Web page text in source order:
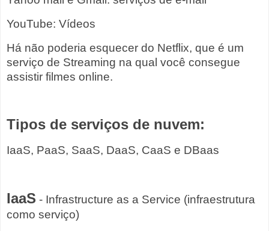
YouTube: Vídeos
Há não poderia esquecer do Netflix, que é um
serviço de Streaming na qual você consegue
assistir filmes online.
Tipos de serviços de nuvem:
IaaS, PaaS, SaaS, DaaS, CaaS e DBaas
IaaS - Infrastructure as a Service (infraestrutura
como serviço)